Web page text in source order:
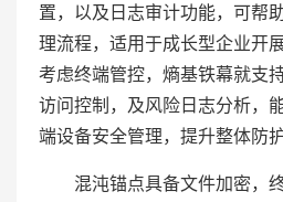
置，以及日志审计功能，可帮
理流程，适用于成长型企业开
考虑终端管控，熵基铁幕就支
访问控制，及风险日志分析，
端设备安全管理，提升整体防护
混沌锚点具备文件加密，